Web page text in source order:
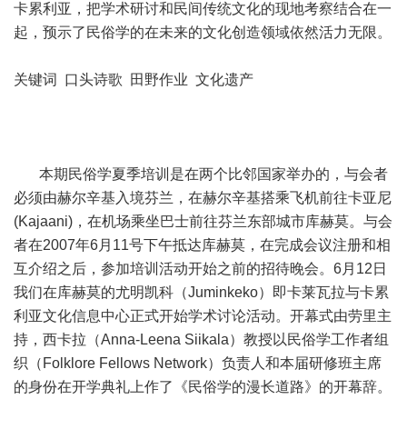
卡累利亚，把学术研讨和民间传统文化的现地考察结合在一
起，预示了民俗学的在未来的文化创造领域依然活力无限。
关键词 口头诗歌 田野作业 文化遗产
本期民俗学夏季培训是在两个比邻国家举办的，与会者
必须由赫尔辛基入境芬兰，在赫尔辛基搭乘飞机前往卡亚尼
(Kajaani)，在机场乘坐巴士前往芬兰东部城市库赫莫。与会
者在2007年6月11号下午抵达库赫莫，在完成会议注册和相
互介绍之后，参加培训活动开始之前的招待晚会。6月12日
我们在库赫莫的尤明凯科（Juminkeko）即卡莱瓦拉与卡累
利亚文化信息中心正式开始学术讨论活动。开幕式由劳里主
持，西卡拉（Anna-Leena Siikala）教授以民俗学工作者组
织（Folklore Fellows Network）负责人和本届研修班主席
的身份在开学典礼上作了《民俗学的漫长道路》的开幕辞。